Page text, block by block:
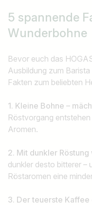
5 spannende
Wunderbohne
Bevor euch das
Ausbildung zum
Fakten zum beliebten
1. Kleine Bohne –
Röstvorgang
Aromen.
2. Mit dunkler
dunkler desto bitterer –
Röstaromen eine
3. Der teuerste